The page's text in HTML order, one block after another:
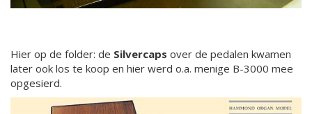
Hier op de folder: de Silvercaps over de pedalen kwamen
later ook los te koop en hier werd o.a. menige B-3000 mee
opgesierd.